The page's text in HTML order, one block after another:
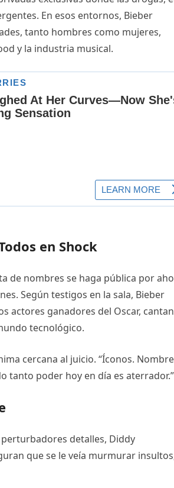
En esos entornos, Bieber
tanto hombres como mujeres,
y la industria musical.
en Shock
de nombres se haga pública por
Según testigos en la sala, Bieber
actores ganadores del Oscar,
tecnológico.
cercana al juicio. “Íconos.
tanto poder hoy en día es aterrador.”
detalles, Diddy
que se le veía murmurar